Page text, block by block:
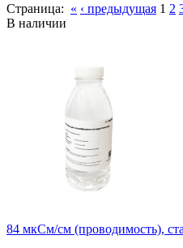
Страница: « ‹ предыдущая 1 2
В наличии
84 мкСм/см (проводимость),